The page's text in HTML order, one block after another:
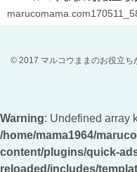
© 2017 マルコウままのお役立ち
Warning: Undefined array
/home/mama1964/
content/plugins/quick-
reloaded/includes/